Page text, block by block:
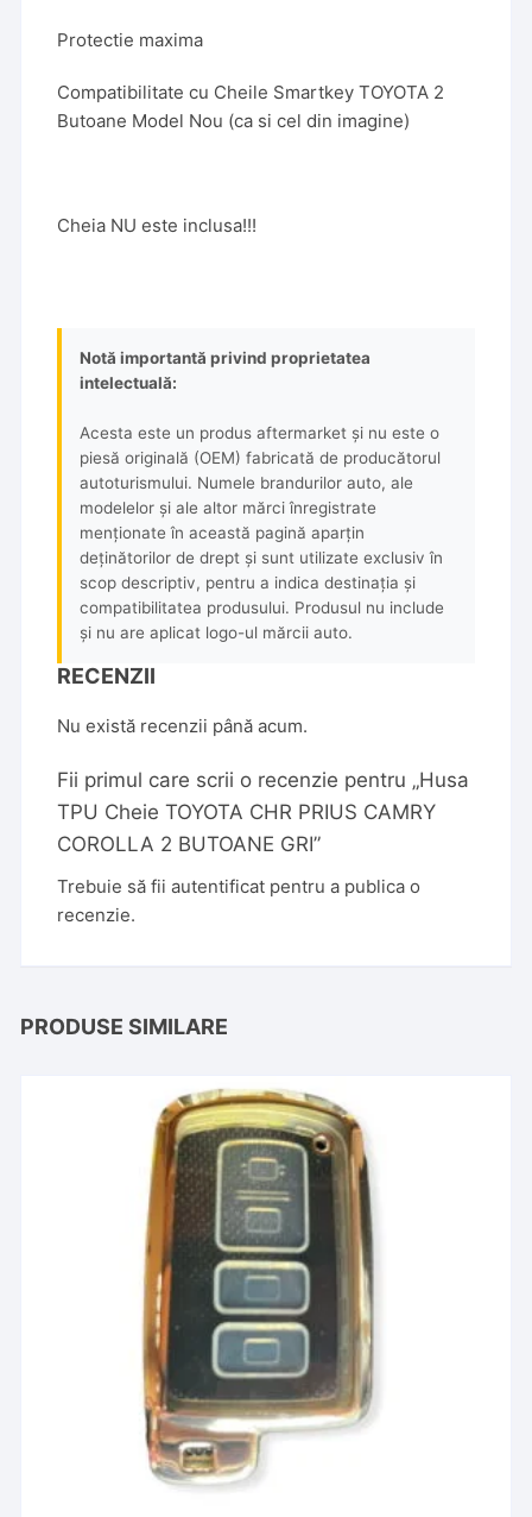
Protectie maxima
Compatibilitate cu Cheile Smartkey TOYOTA 2
Butoane Model Nou (ca si cel din imagine)
Cheia NU este inclusa!!!
Notă importantă privind proprietatea
intelectuală:
Acesta este un produs aftermarket și nu este o
piesă originală (OEM) fabricată de producătorul
autoturismului. Numele brandurilor auto, ale
modelelor și ale altor mărci înregistrate
menționate în această pagină aparțin
deținătorilor de drept și sunt utilizate exclusiv în
scop descriptiv, pentru a indica destinația și
compatibilitatea produsului. Produsul nu include
și nu are aplicat logo-ul mărcii auto.
RECENZII
Nu există recenzii până acum.
Fii primul care scrii o recenzie pentru „Husa
TPU Cheie TOYOTA CHR PRIUS CAMRY
COROLLA 2 BUTOANE GRI”
Trebuie să fiiautentificat pentru a publica o
recenzie.
PRODUSE SIMILARE